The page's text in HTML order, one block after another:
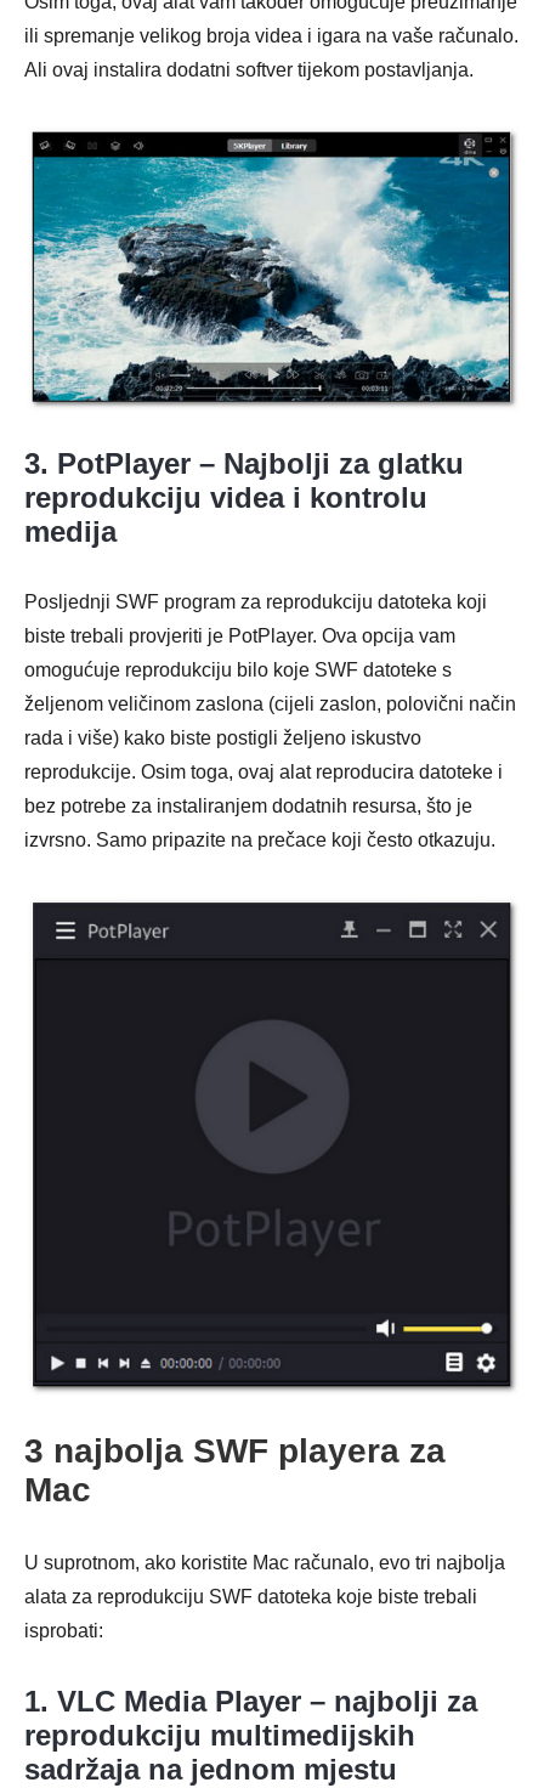
ili spremanje velikog broja videa i igara na vaše računalo.
Ali ovaj instalira dodatni softver tijekom postavljanja.
3. PotPlayer – Najbolji za glatku
reprodukciju videa i kontrolu
medija
Posljednji SWF program za reprodukciju datoteka koji
biste trebali provjeriti je PotPlayer. Ova opcija vam
omogućuje reprodukciju bilo koje SWF datoteke s
željenom veličinom zaslona (cijeli zaslon, polovični način
rada i više) kako biste postigli željeno iskustvo
reprodukcije. Osim toga, ovaj alat reproducira datoteke i
bez potrebe za instaliranjem dodatnih resursa, što je
izvrsno. Samo pripazite na prečace koji često otkazuju.
3 najbolja SWF playera za
Mac
U suprotnom, ako koristite Mac računalo, evo tri najbolja
alata za reprodukciju SWF datoteka koje biste trebali
isprobati:
1. VLC Media Player – najbolji za
reprodukciju multimedijskih
sadržaja na jednom mjestu